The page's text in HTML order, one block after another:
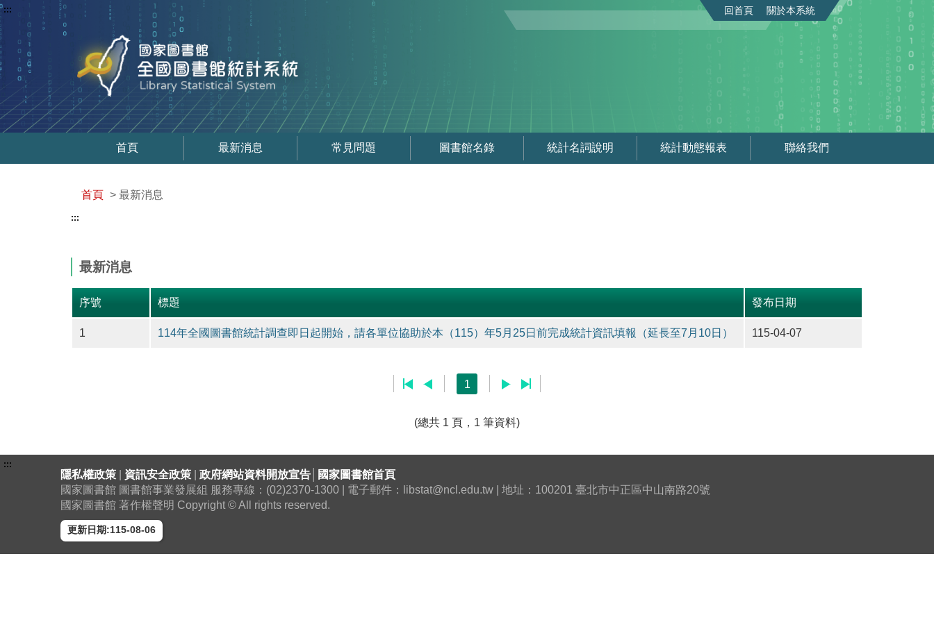
::: 回首頁 關於本系統
首頁 最新消息 常見問題 圖書館名錄 統計名詞說明 統計動態報表 聯絡我們
首頁 > 最新消息
:::
最新消息
序號 標題 發布日期
1 114年全國圖書館統計調查即日起開始，請各單位協助於本（115）年5月25日前完成統計資訊填報（延長至7月10日） 115-04-07
1
(總共 1 頁，1 筆資料)
:::
隱私權政策 資訊安全政策 政府網站資料開放宣告
國家圖書館首頁
國家圖書館 圖書館事業發展組 服務專線：(02)2370-1300 | 電子郵件：libstat@ncl.edu.tw | 地址：100201 臺北市中正區中山南路20號
國家圖書館 著作權聲明 Copyright © All rights reserved.
更新日期:115-08-06